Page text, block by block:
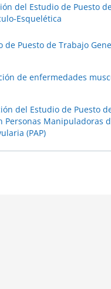
del Estudio de Puesto
Esquelética
de Puesto de Trabajo
de enfermedades
del Estudio de Puesto
Personas Manipuladoras
(PAP)